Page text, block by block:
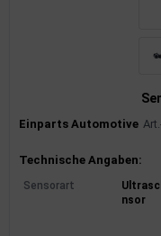
Einparts Automotive
Technische Angaben:
Sensorart
nsor